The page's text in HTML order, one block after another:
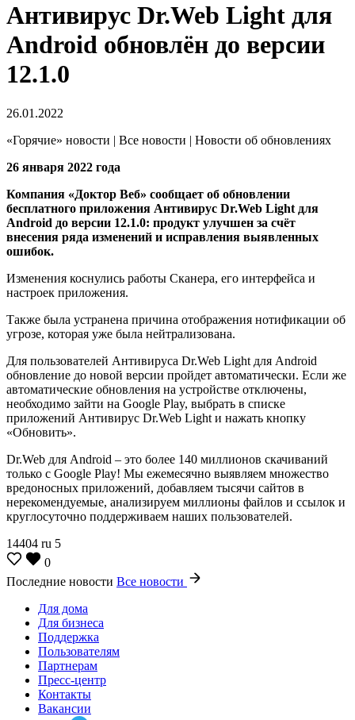
Антивирус Dr.Web Light для
Android обновлён до версии
12.1.0
26.01.2022
«Горячие» новости | Все новости | Новости об обновлениях
26 января 2022 года
Компания «Доктор Веб» сообщает об обновлении
бесплатного приложения Антивирус Dr.Web Light для
Android до версии 12.1.0: продукт улучшен за счёт
внесения ряда изменений и исправления выявленных
ошибок.
Изменения коснулись работы Сканера, его интерфейса и
настроек приложения.
Также была устранена причина отображения нотификации об
угрозе, которая уже была нейтрализована.
Для пользователей Антивируса Dr.Web Light для Android
обновление до новой версии пройдет автоматически. Если же
автоматические обновления на устройстве отключены,
необходимо зайти на Google Play, выбрать в списке
приложений Антивирус Dr.Web Light и нажать кнопку
«Обновить».
Dr.Web для Android – это более 140 миллионов скачиваний
только с Google Play! Мы ежемесячно выявляем множество
вредоносных приложений, добавляем тысячи сайтов в
нерекомендуемые, анализируем миллионы файлов и ссылок и
круглосуточно поддерживаем наших пользователей.
14404 ru 5
0
Последние новости Все новости
Для дома
Для бизнеса
Поддержка
Пользователям
Партнерам
Пресс-центр
Контакты
Вакансии